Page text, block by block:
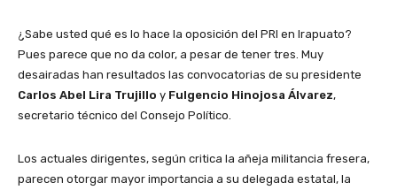
¿Sabe usted qué es lo hace la oposición del PRI en Irapuato?
Pues parece que no da color, a pesar de tener tres. Muy
desairadas han resultados las convocatorias de su presidente
Carlos Abel Lira Trujillo y Fulgencio Hinojosa Álvarez,
secretario técnico del Consejo Político.
Los actuales dirigentes, según critica la añeja militancia fresera,
parecen otorgar mayor importancia a su delegada estatal, la